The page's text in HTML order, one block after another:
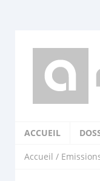
ACCUEIL
Accueil /